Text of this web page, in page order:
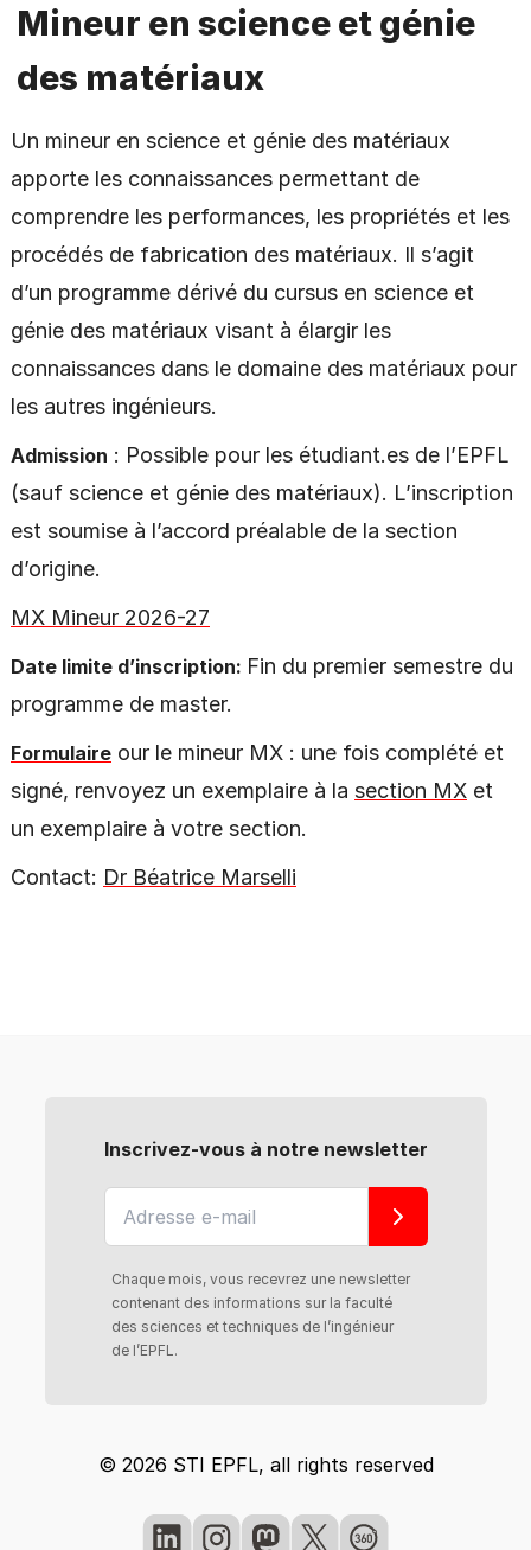
Mineur en science et génie
des matériaux
Un mineur en science et génie des matériaux
apporte les connaissances permettant de
comprendre les performances, les propriétés et les
procédés de fabrication des matériaux. Il s’agit
d’un programme dérivé du cursus en science et
génie des matériaux visant à élargir les
connaissances dans le domaine des matériaux pour
les autres ingénieurs.
Admission : Possible pour les étudiant.es de l’EPFL
(sauf science et génie des matériaux). L’inscription
est soumise à l’accord préalable de la section
d’origine.
MX Mineur 2026-27
Date limite d’inscription: Fin du premier semestre du
programme de master.
Formulaire our le mineur MX : une fois complété et
signé, renvoyez un exemplaire à la section MX et
un exemplaire à votre section.
Contact: Dr Béatrice Marselli
Inscrivez-vous à notre newsletter
Chaque mois, vous recevrez une newsletter
contenant des informations sur la faculté
des sciences et techniques de l’ingénieur
de l’EPFL.
© 2026 STI EPFL, all rights reserved